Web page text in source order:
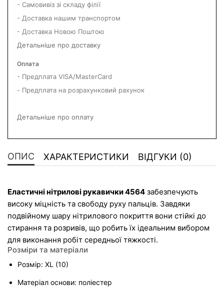
- Самовивіз зі складу філії
- Доставка нашим транспортом
- Доставка Новою Поштою
Детальніше про доставку
Оплата
- Предплата VISA/MasterCard
- Предплата на розрахунковий рахунок
Детальніше про оплату
ОПИС ХАРАКТЕРИСТИКИ ВІДГУКИ (0)
Еластичні нітрилові рукавички 4564 забезпечують
високу міцність та свободу руху пальців. Завдяки
подвійному шару нітрилового покриття вони стійкі до
стирання та розривів, що робить їх ідеальним вибором
для виконання робіт середньої тяжкості.
Розміри та матеріали
Розмір: XL (10)
Матеріал основи: поліестер